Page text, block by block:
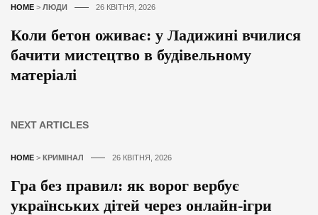
HOME > ЛЮДИ 26 КВІТНЯ, 2026
Коли бетон оживає: у Ладижині вчилися
бачити мистецтво в будівельному
матеріалі
NEXT ARTICLES
HOME > КРИМІНАЛ 26 КВІТНЯ, 2026
Гра без правил: як ворог вербує
українських дітей через онлайн-ігри